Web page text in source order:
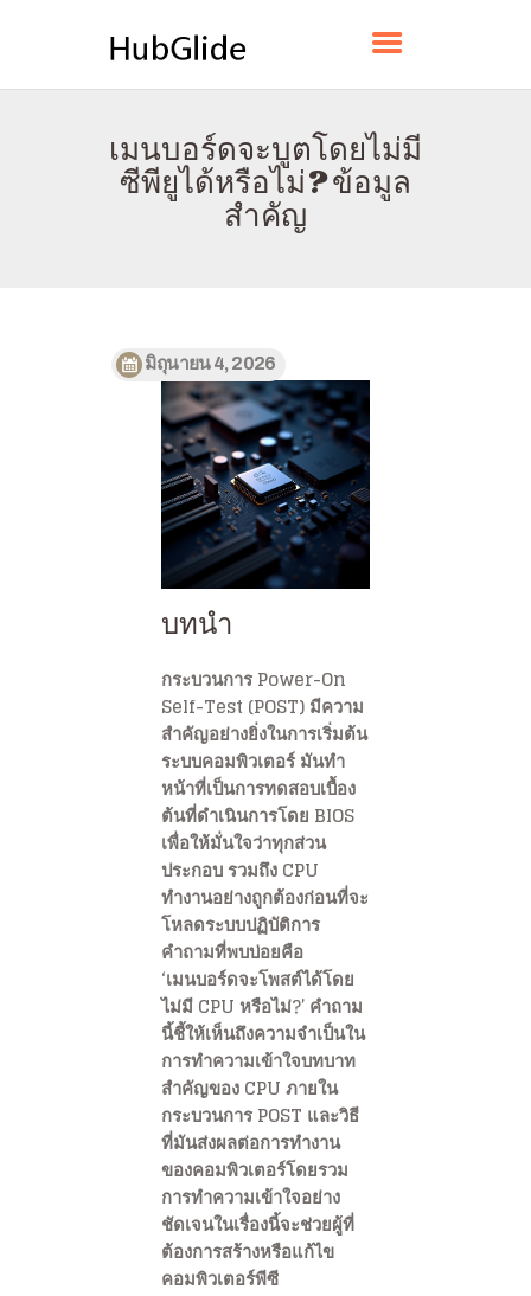
เมนบอร์ดจะบูตโดยไม่มี
ซีพียูได้หรือไม่? ข้อมูล
สำคัญ
HUBGLIDE
บ้าน
เกี่ยวกับ
มิถุนายน 4, 2026
บทนำ
กระบวนการ Power-On
Self-Test (POST) มีความ
สำคัญอย่างยิ่งในการเริ่มต้น
ระบบคอมพิวเตอร์ มันทำ
หน้าที่เป็นการทดสอบเบื้อง
ต้นที่ดำเนินการโดย BIOS
เพื่อให้มั่นใจว่าทุกส่วน
ประกอบ รวมถึง CPU
ทำงานอย่างถูกต้องก่อนที่จะ
โหลดระบบปฏิบัติการ
คำถามที่พบบ่อยคือ
‘เมนบอร์ดจะโพสต์ได้โดย
ไม่มี CPU หรือไม่?’ คำถาม
นี้ชี้ให้เห็นถึงความจำเป็นใน
การทำความเข้าใจบทบาท
สำคัญของ CPU ภายใน
กระบวนการ POST และวิธี
ที่มันส่งผลต่อการทำงาน
ของคอมพิวเตอร์โดยรวม
การทำความเข้าใจอย่าง
ชัดเจนในเรื่องนี้จะช่วยผู้ที่
ต้องการสร้างหรือแก้ไข
คอมพิวเตอร์พีซี